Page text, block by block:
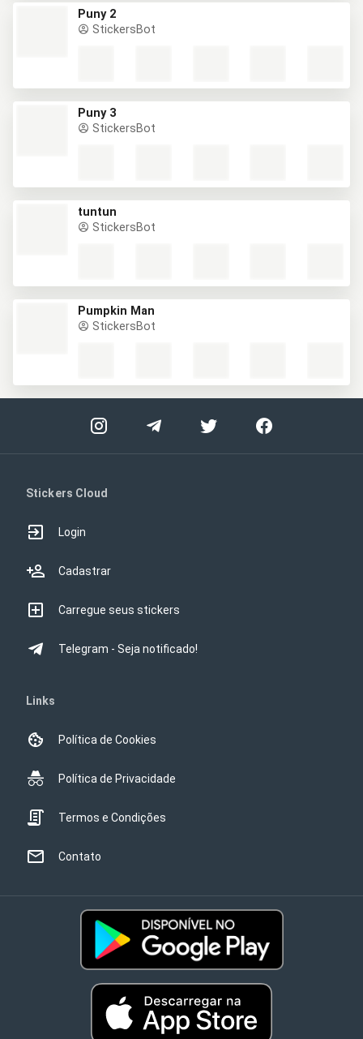
Puny 2
StickersBot
Puny 3
StickersBot
tuntun
StickersBot
Pumpkin Man
StickersBot
Stickers Cloud
Login
Cadastrar
Carregue seus stickers
Telegram - Seja notificado!
Links
Política de Cookies
Política de Privacidade
Termos e Condições
Contato